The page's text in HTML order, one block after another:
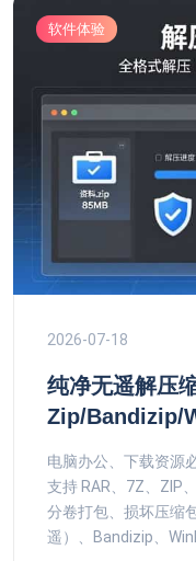
软件体验
2026-07-18
纯净无遥解压
Zip/Bandizip/
电脑办公、下载资源
支持 RAR、7Z、ZIP
分卷打包、损坏压缩
遥）、Bandizip、